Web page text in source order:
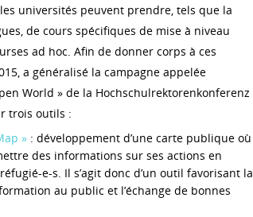
universités peuvent prendre, tels que la
de cours spécifiques de mise à niveau
ad hoc. Afin de donner corps à ces
a généralisé la campagne appelée
World » de la Hochschulrektorenkonferenz
trois outils :
»: développement d’une carte publique où
des informations sur ses actions en
e-s. Il s’agit donc d’un outil favorisant la
au public et l’échange de bonnes